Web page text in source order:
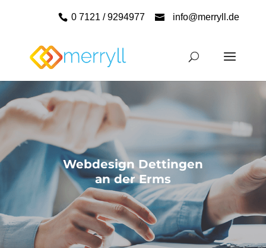
0 7121 / 9294977 info@merryll.de
Webdesign Dettingen
an der Erms